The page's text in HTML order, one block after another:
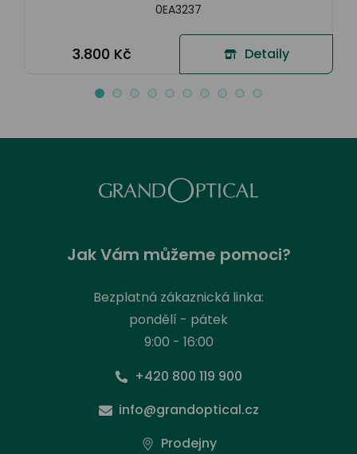
0EA3237
3.800 Kč Detaily
Jak Vám můžeme pomoci?
Bezplatná zákaznická linka:
pondělí - pátek
9:00 - 16:00
+420 800 119 900
info@grandoptical.cz
Prodejny